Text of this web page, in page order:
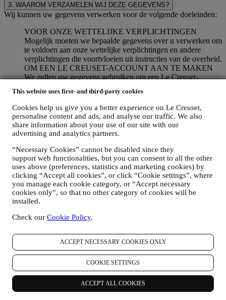
This website uses first- and third-party cookies
Cookies help us give you a better experience on Le Creuset,
personalise content and ads, and analyse our traffic. We also
share information about your use of our site with our
advertising and analytics partners.
“Necessary Cookies” cannot be disabled since they
support web functionalities, but you can consent to all the other
uses above (preferences, statistics and marketing cookies) by
clicking “Accept all cookies”, or click “Cookie settings”, where
you manage each cookie category, or “Accept necessary
cookies only”, so that no other category of cookies will be
installed.
Check our Cookie Policy.
ACCEPT NECESSARY COOKIES ONLY
COOKIE SETTINGS
ACCEPT ALL COOKIES
3. WAAROM VERZAMELEN WIJ DEZE GEGEVENS?
Wij kunnen uw gegevens verwerken voor de volgende doeleinden:
VOOR ONZE WETTELIJKE VERPLICHTINGEN
Mogelijk moeten we bepaalde gegevens over u verwerken om
te voldoen aan onze wettelijke verplichtingen en andere
verplichtingen die voortvloeien uit instructies van de overheid.
OM EEN LE CREUSET-ACCOUNT AAN TE MAKEN
We zullen uw gegevens gebruiken om een Le Creuset-
voordelen voor geregistreerde gebruikers, om beter te kunnen
genieten van onze diensten, zoals sneller afrekenen, meerdere
verzendadressen opslaan, bestellingen bekijken en volgen.
Elke verwerkingsactiviteit is vereist om ons in staat te stellen
deze diensten aan u als Le Creuset-accounthouder te leveren.
PRODUCTEN, DIENSTEN EN ASSISTENTIE AAN U
TE LEVEREN
Wij zullen uw gegevens gebruiken om onze contractuele
relatie met u, uw aankoop van producten op de Website, uw
gebruik van de Website, eventuele latere hulp na de verkoop
of uw deelname aan onze wedstrijden te beheren. Mogelijk
moeten we bepaalde gegevens over u verwerken voor onze
administratieve doeleinden die verband houden met onze
contractuele relatie met u, zoals de boekhouding, facturering
veiligheid, beveiliging, systeemtests, onderhoud en statistische
analyse. Af en toe moeten we mogelijk om administratieve of
operationele redenen contact met u opnemen. Bijvoorbeeld
uw persoonsgegevens ook gebruiken om uw verzoeken te
beantwoorden die via onze Websiteformulieren of andere